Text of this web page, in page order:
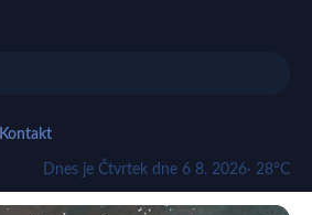
Kontakt
Dnes je Čtvrtek dne 6 8. 2026· 28°C